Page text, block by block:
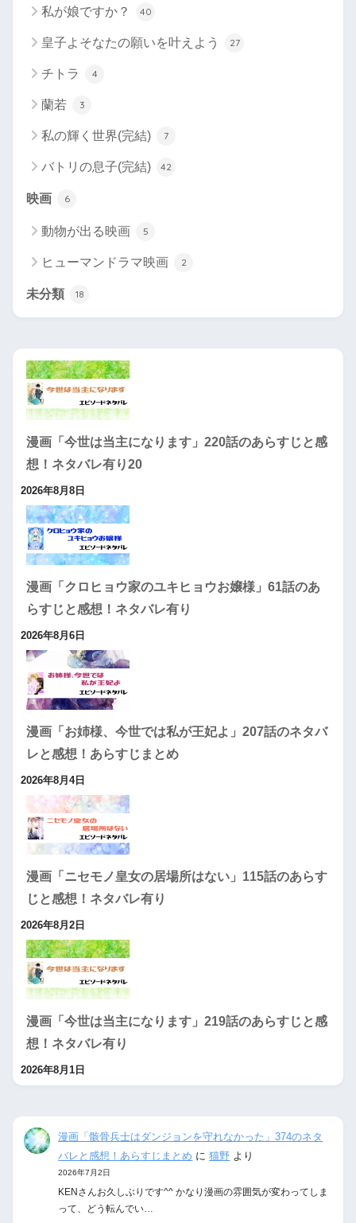
私が娘ですか？ 40
皇子よそなたの願いを叶えよう 27
チトラ 4
蘭若 3
私の輝く世界(完結) 7
バトリの息子(完結) 42
映画 6
動物が出る映画 5
ヒューマンドラマ映画 2
未分類 18
漫画「今世は当主になります」220話のあらすじと感
想！ネタバレ有り20
2026年8月8日
漫画「クロヒョウ家のユキヒョウお嬢様」61話のあ
らすじと感想！ネタバレ有り
2026年8月6日
漫画「お姉様、今世では私が王妃よ」207話のネタバ
レと感想！あらすじまとめ
2026年8月4日
漫画「ニセモノ皇女の居場所はない」115話のあらす
じと感想！ネタバレ有り
2026年8月2日
漫画「今世は当主になります」219話のあらすじと感
想！ネタバレ有り
2026年8月1日
漫画「骸骨兵士はダンジョンを守れなかった」374のネタ
バレと感想！あらすじまとめ に猫野 より
2026年7月2日
KENさんお久しぶりです^^ かなり漫画の雰囲気が変わってしま
って、どう転んでい…